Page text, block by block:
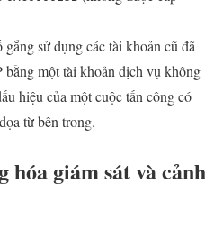
sử dụng các tài khoản cũ đã
một tài khoản dịch vụ không
hiệu của một cuộc tấn công có
từ bên trong.
hóa giám sát và cảnh